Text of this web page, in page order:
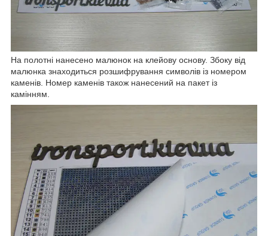
На полотні нанесено малюнок на клейову основу. Збоку від
малюнка знаходиться розшифрування символів із номером
каменів. Номер каменів також нанесений на пакет із
камінням.